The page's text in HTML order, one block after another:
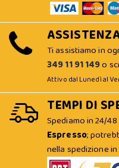
Ti assistiamo in
349 11 91 149o
Attivo dal Lunedì al
TEMPI DI
Spediamo in 24/
Espresso;
nella spedizione